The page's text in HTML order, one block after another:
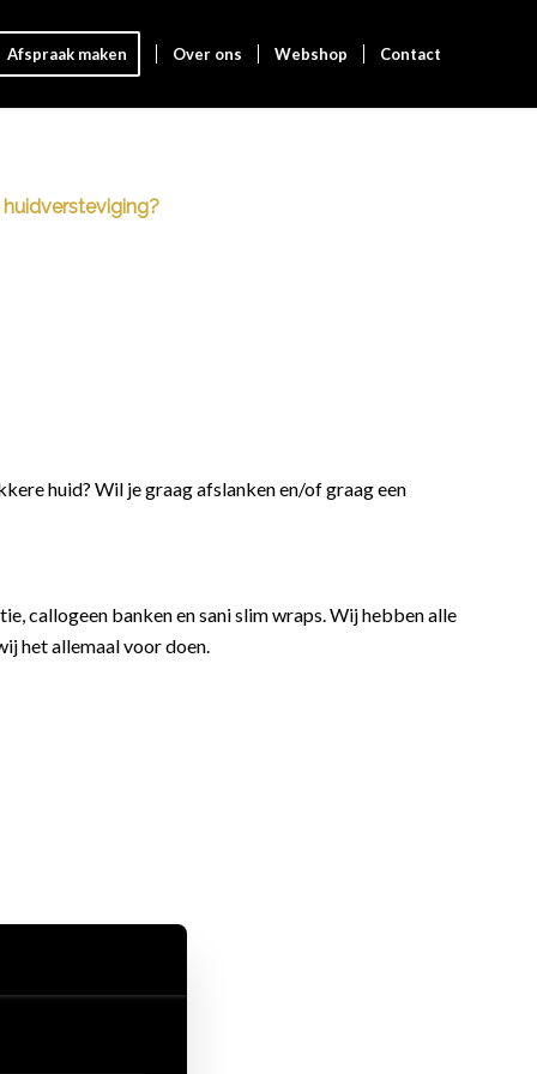
Afspraak maken Over ons Webshop Contact
huid? Wil je graag afslanken en/of graag een
callogeen banken en sani slim wraps. Wij hebben alle
het allemaal voor doen.